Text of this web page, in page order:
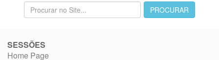
SESSÕES
Home Page